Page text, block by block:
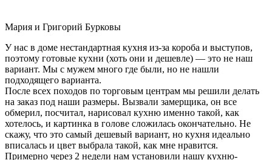
Мария и Григорий Бурковы
У нас в доме нестандартная кухня из-за короба и выступов,
поэтому готовые кухни (хоть они и дешевле) — это не наш
вариант. Мы с мужем много где были, но не нашли
подходящего варианта.
После всех походов по торговым центрам мы решили делать
на заказ под наши размеры. Вызвали замерщика, он все
обмерил, посчитал, нарисовал кухню именно такой, как
хотелось, и картинка в голове сложилась окончательно. Не
скажу, что это самый дешевый вариант, но кухня идеально
вписалась и цвет выбрала такой, как мне нравится.
Примерно через 2 недели нам установили нашу кухню-